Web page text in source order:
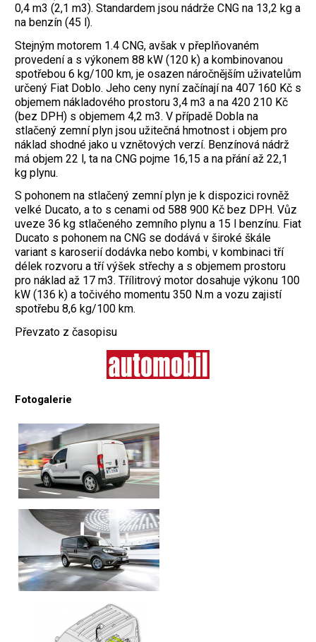
0,4 m3 (2,1 m3). Standardem jsou nádrže CNG na 13,2 kg a
na benzín (45 l).
Stejným motorem 1.4 CNG, avšak v přeplňovaném
provedení a s výkonem 88 kW (120 k) a kombinovanou
spotřebou 6 kg/100 km, je osazen náročnějším uživatelům
určený Fiat Doblo. Jeho ceny nyní začínají na 407 160 Kč s
objemem nákladového prostoru 3,4 m3 a na 420 210 Kč
(bez DPH) s objemem 4,2 m3. V případě Dobla na
stlačený zemní plyn jsou užitečná hmotnost i objem pro
náklad shodné jako u vznětových verzí. Benzínová nádrž
má objem 22 l, ta na CNG pojme 16,15 a na přání až 22,1
kg plynu.
S pohonem na stlačený zemní plyn je k dispozici rovněž
velké Ducato, a to s cenami od 588 900 Kč bez DPH. Vůz
uveze 36 kg stlačeného zemního plynu a 15 l benzínu. Fiat
Ducato s pohonem na CNG se dodává v široké škále
variant s karoserií dodávka nebo kombi, v kombinaci tří
délek rozvoru a tří výšek střechy a s objemem prostoru
pro náklad až 17 m3. Třílitrový motor dosahuje výkonu 100
kW (136 k) a točivého momentu 350 N.m a vozu zajistí
spotřebu 8,6 kg/100 km.
Převzato z časopisu
Fotogalerie